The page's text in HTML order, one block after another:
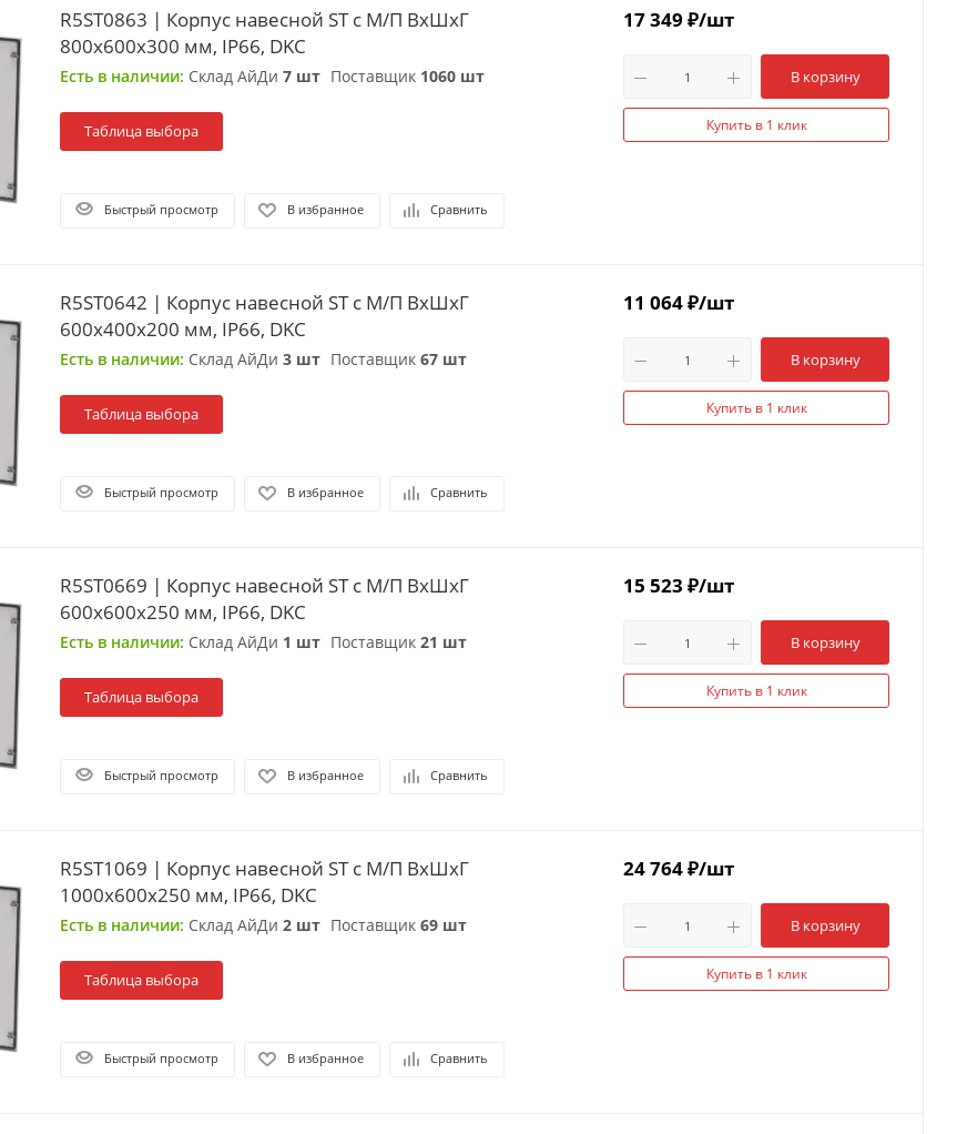
R5ST0863 | Корпус навесной ST с М/П ВxШxГ
800x600x300 мм, IP66, DKC
Есть в наличии: Склад АйДи 7 шт Поставщик 1060 шт
Таблица выбора
Быстрый просмотр В избранное Сравнить
17 349 ₽/шт
В корзину
Купить в 1 клик
R5ST0642 | Корпус навесной ST с М/П ВxШxГ
600x400x200 мм, IP66, DKC
Есть в наличии: Склад АйДи 3 шт Поставщик 67 шт
Таблица выбора
Быстрый просмотр В избранное Сравнить
11 064₽/шт
В корзину
Купить в 1 клик
R5ST0669 | Корпус навесной ST с М/П ВxШxГ
600x600x250 мм, IP66, DKC
Есть в наличии: Склад АйДи 1 шт Поставщик 21 шт
Таблица выбора
Быстрый просмотр В избранное Сравнить
15 523 ₽/шт
В корзину
Купить в 1 клик
R5ST1069 | Корпус навесной ST с М/П ВxШxГ
1000x600x250 мм, IP66, DKC
Есть в наличии: Склад АйДи 2 шт Поставщик 69 шт
Таблица выбора
Быстрый просмотр В избранное Сравнить
24 764₽/шт
В корзину
Купить в 1 клик